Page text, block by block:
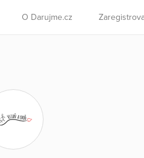
O Darujme.cz